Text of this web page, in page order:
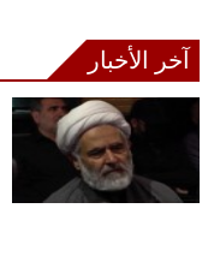
آخر الأخبار